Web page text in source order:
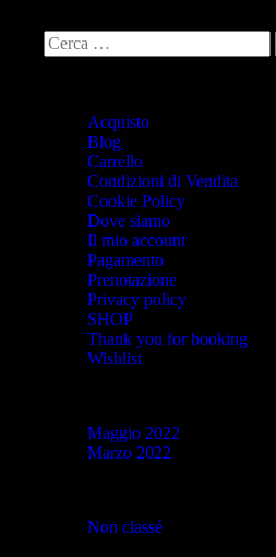
Acquisto
Blog
Carrello
Condizioni di Vendita
Cookie Policy
Dove siamo
Il mio account
Pagamento
Prenotazione
Privacy policy
SHOP
Thank you for booking
Wishlist
Maggio 2022
Marzo 2022
Non classé